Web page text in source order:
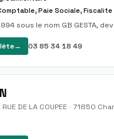
sous le nom GB GESTA,
→ 03 85 34 18 49
DE LA COUPEE · 71850